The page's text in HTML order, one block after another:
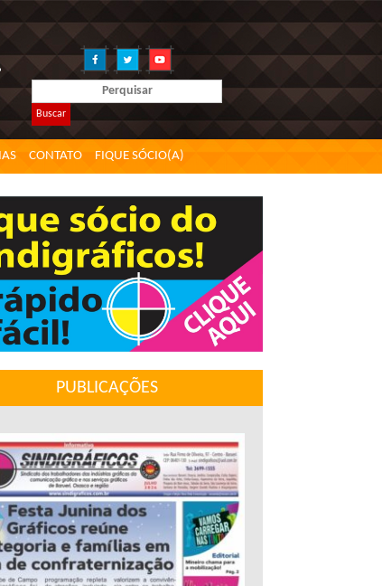
Buscar
CONTATO FIQUE SÓCIO(A)
PUBLICAÇÕES